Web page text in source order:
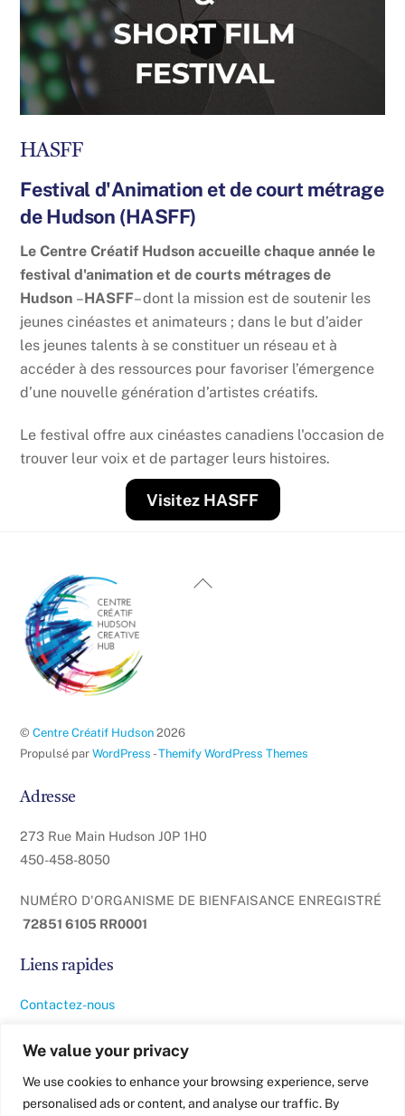
We value your privacy
We use cookies to enhance your browsing experience, serve
personalised ads or content, and analyse our traffic. By
HASFF
Festival d'Animation et de court métrage
de Hudson (HASFF)
Le Centre Créatif Hudson accueille chaque année le
festival d'animation et de courts métrages de
Hudson –HASFF– dont la mission est de soutenir les
jeunes cinéastes et animateurs ; dans le but d’aider
les jeunes talents à se constituer un réseau et à
accéder à des ressources pour favoriser l’émergence
d’une nouvelle génération d’artistes créatifs.
Le festival offre aux cinéastes canadiens l'occasion de
trouver leur voix et de partager leurs histoires.
Visitez HASFF
Haut
©Centre Créatif Hudson 2026
Propulsé parWordPress -Themify WordPress Themes
Adresse
273 Rue Main Hudson J0P 1H0
450-458-8050
NUMÉRO D'ORGANISME DE BIENFAISANCE ENREGISTRÉ
72851 6105 RR0001
Liens rapides
Contactez-nous
À propos de nous
Politique de confidentialité